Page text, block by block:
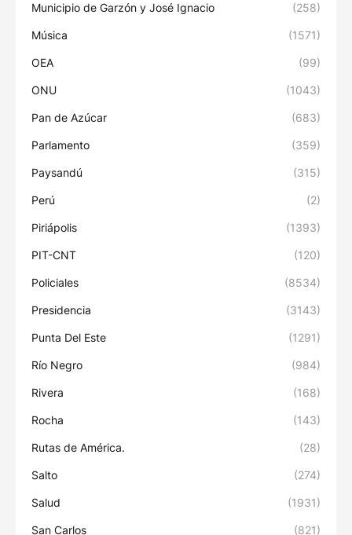
Municipio de Garzón y José Ignacio (258)
Música (1571)
OEA (99)
ONU (1043)
Pan de Azúcar (683)
Parlamento (359)
Paysandú (315)
Perú (2)
Piriápolis (1393)
PIT-CNT (120)
Policiales (8534)
Presidencia (3143)
Punta Del Este (1291)
Río Negro (984)
Rivera (168)
Rocha (143)
Rutas de América. (28)
Salto (274)
Salud (1931)
San Carlos (821)